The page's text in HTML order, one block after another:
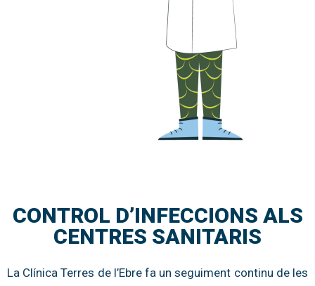
CONTROL D’INFECCIONS ALS
CENTRES SANITARIS
La Clínica Terres de l’Ebre fa un seguiment continu de les